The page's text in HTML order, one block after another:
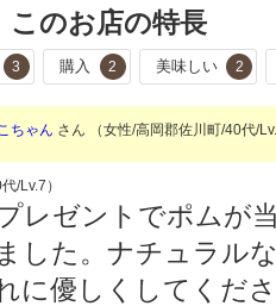
このお店の特長
3 購入 2 美味しい 2
ちゃん さん （女性/高岡郡佐川町/40代/
/Lv.7）
レゼントでポムが
した。ナチュラル
に優しくしてくだ